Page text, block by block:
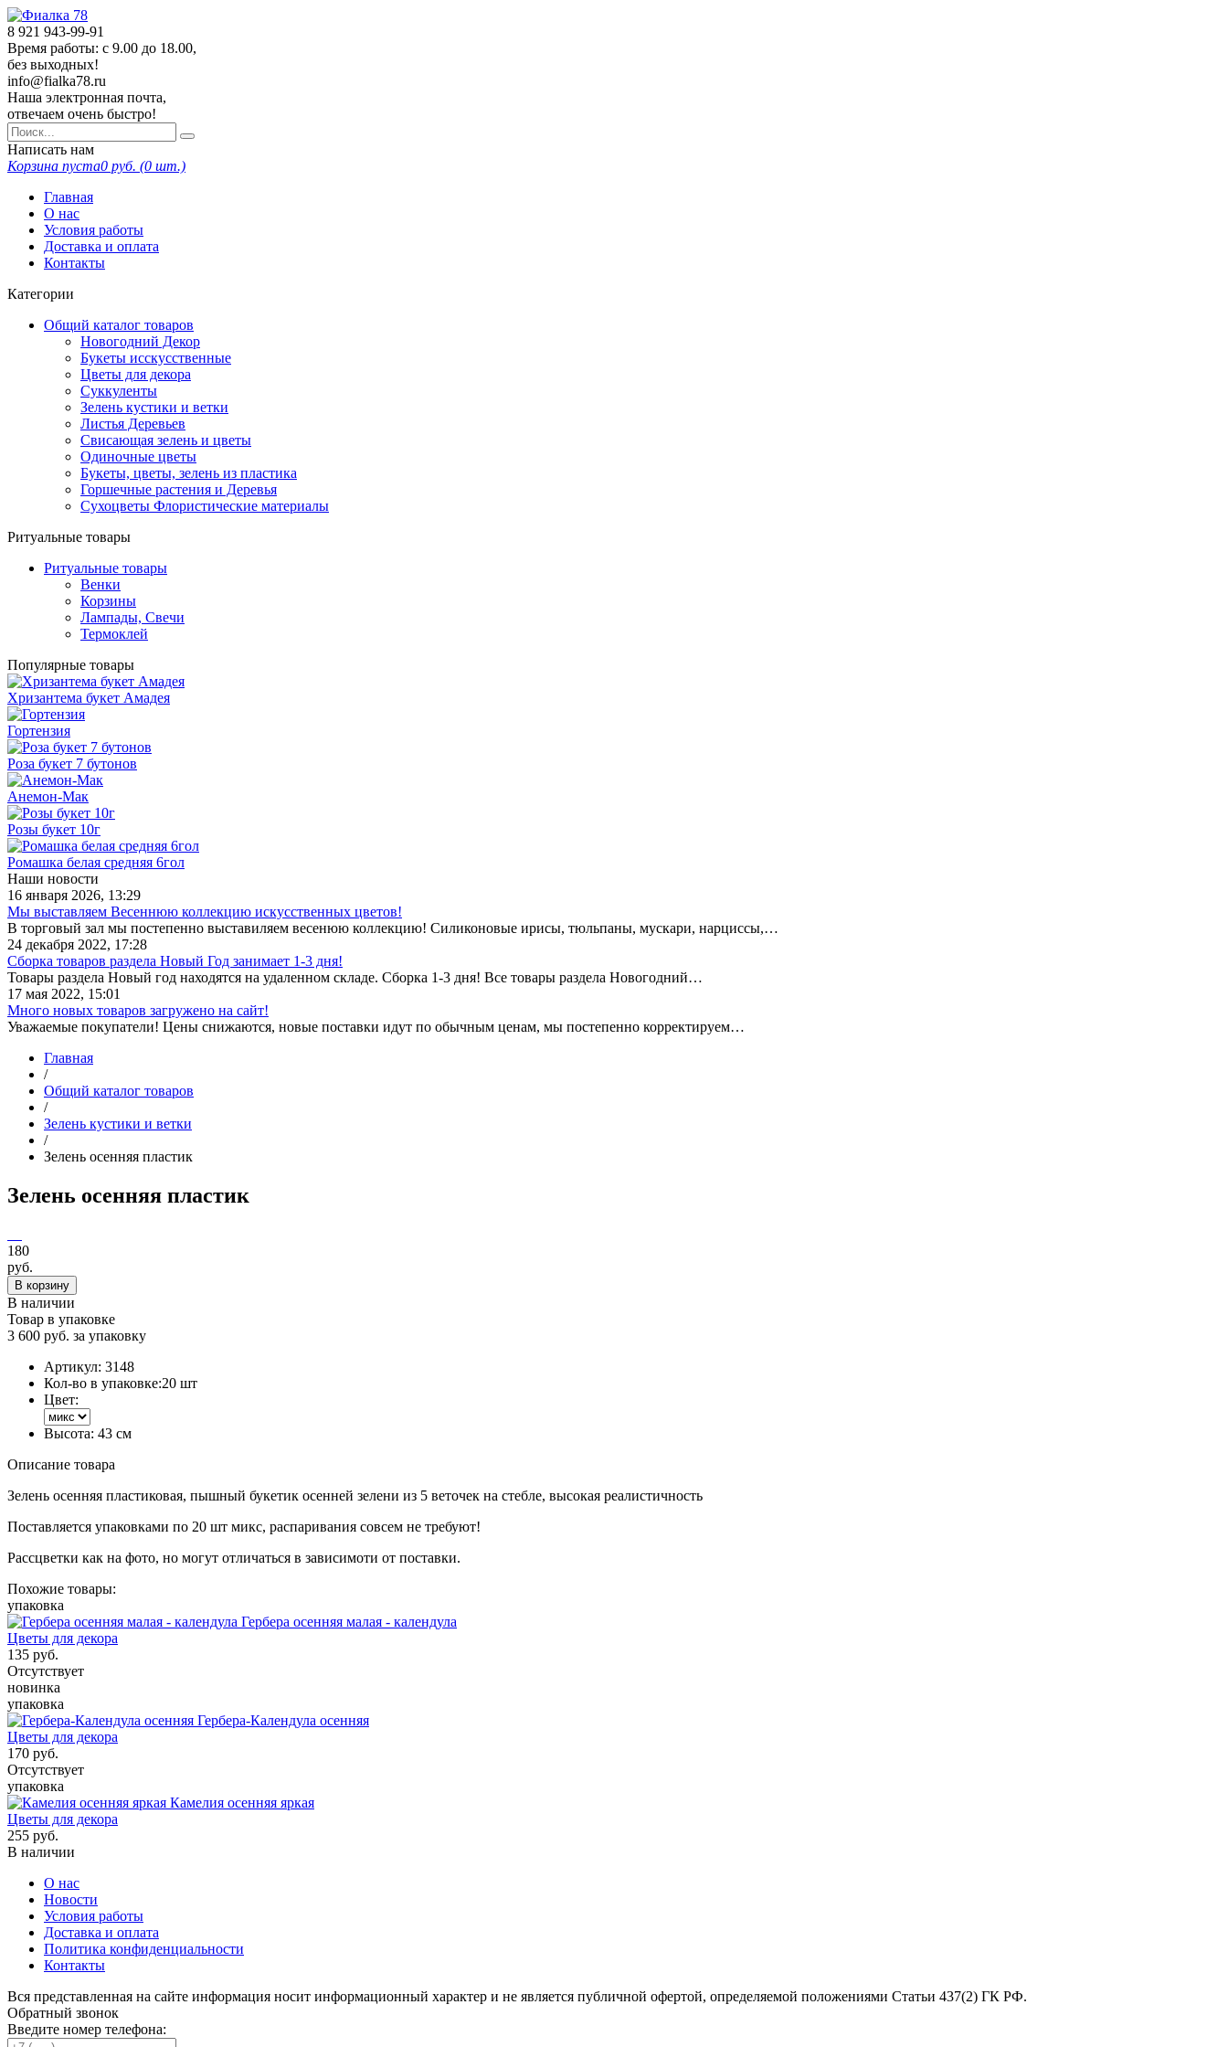
8 921 943-99-91
Время работы: с 9.00 до 18.00,
без выходных!
info@fialka78.ru
Наша электронная почта,
отвечаем очень быстро!
Написать нам
Корзина пуста0 руб. (0 шт.)
Главная
О нас
Условия работы
Доставка и оплата
Контакты
Категории
Общий каталог товаров
Новогодний Декор
Букеты исскусственные
Цветы для декора
Суккуленты
Зелень кустики и ветки
Листья Деревьев
Свисающая зелень и цветы
Одиночные цветы
Букеты, цветы, зелень из пластика
Горшечные растения и Деревья
Сухоцветы Флористические материалы
Ритуальные товары
Ритуальные товары
Венки
Корзины
Лампады, Свечи
Термоклей
Популярные товары
Хризантема букет Амадея
Гортензия
Роза букет 7 бутонов
Анемон-Мак
Розы букет 10г
Ромашка белая средняя 6гол
Наши новости
16 января 2026, 13:29
Мы выставляем Весеннюю коллекцию искусственных цветов!
В торговый зал мы постепенно выставиляем весенюю коллекцию! Силиконовые ирисы, тюльпаны, мускари, нарциссы,…
24 декабря 2022, 17:28
Сборка товаров раздела Новый Год занимает 1-3 дня!
Товары раздела Новый год находятся на удаленном складе. Сборка 1-3 дня! Все товары раздела Новогодний…
17 мая 2022, 15:01
Много новых товаров загружено на сайт!
Уважаемые покупатели! Цены снижаются, новые поставки идут по обычным ценам, мы постепенно корректируем…
Главная
/
Общий каталог товаров
/
Зелень кустики и ветки
/
Зелень осенняя пластик
Зелень осенняя пластик
180
руб.
В корзину
В наличии
Товар в упаковке
3 600 руб. за упаковку
Артикул: 3148
Кол-во в упаковке:20 шт
Цвет:
Высота: 43 см
Описание товара
Зелень осенняя пластиковая, пышный букетик осенней зелени из 5 веточек на стебле, высокая реалистичность
Поставляется упаковками по 20 шт микс, распаривания совсем не требуют!
Рассцветки как на фото, но могут отличаться в зависимоти от поставки.
Похожие товары:
упаковка
Гербера осенняя малая - календула
Цветы для декора
135 руб.
Отсутствует
новинка
упаковка
Гербера-Календула осенняя
Цветы для декора
170 руб.
Отсутствует
упаковка
Камелия осенняя яркая
Цветы для декора
255 руб.
В наличии
О нас
Новости
Условия работы
Доставка и оплата
Политика конфиденциальности
Контакты
Вся представленная на сайте информация носит информационный характер и не является публичной офертой, определяемой положениями Статьи 437(2) ГК РФ.
Обратный звонок
Введите номер телефона: